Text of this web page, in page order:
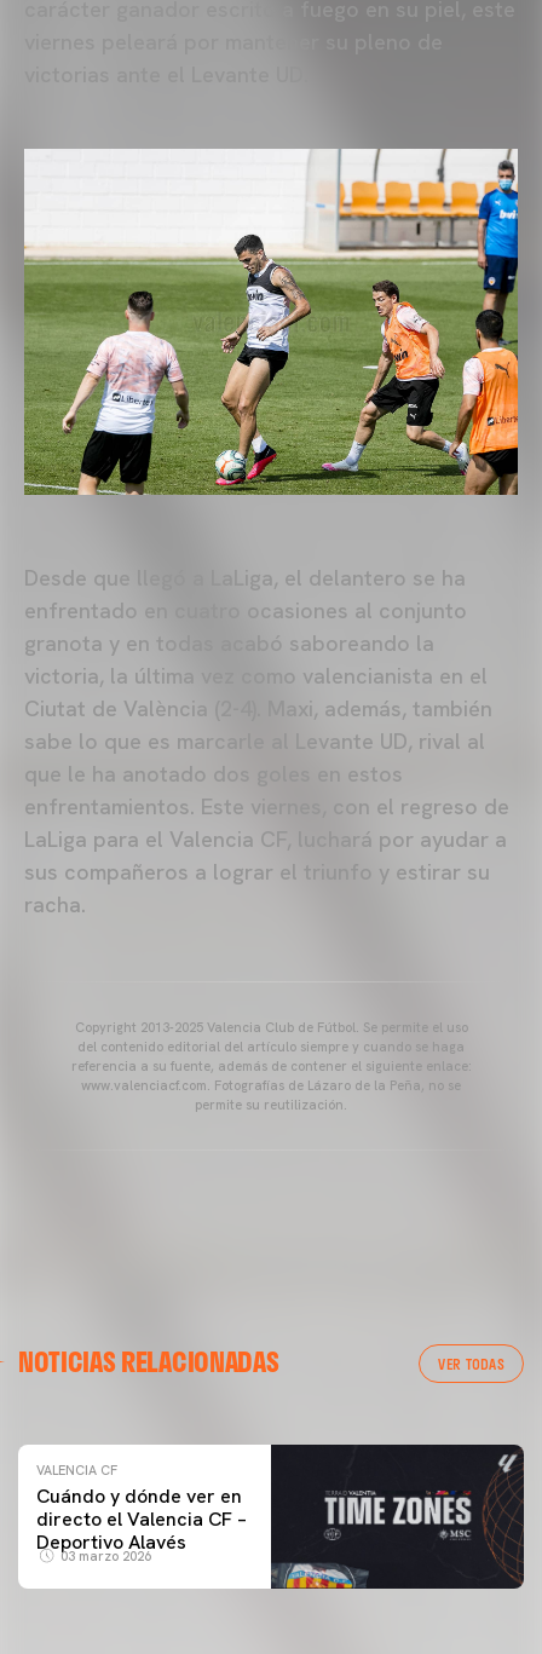
Desde que llegó a LaLiga, el delantero se ha
enfrentado en cuatro ocasiones al conjunto
granota y en todas acabó saboreando la
victoria, la última vez como valencianista en el
Ciutat de València (2-4). Maxi, además, también
sabe lo que es marcarle al Levante UD, rival al
que le ha anotado dos goles en estos
enfrentamientos. Este viernes, con el regreso de
LaLiga para el Valencia CF, luchará por ayudar a
sus compañeros a lograr el triunfo y estirar su
racha.
Copyright 2013-2025 Valencia Club de Fútbol. Se permite el uso
del contenido editorial del artículo siempre y cuando se haga
referencia a su fuente, además de contener el siguiente enlace:
www.valenciacf.com. Fotografías de Lázaro de la Peña, no se
permite su reutilización.
NOTICIAS RELACIONADAS VER TODAS
ENTRENAMIENTO DEL VALENCIA CF 04/03/26
VALENCIA CF
Cuándo y dónde ver en
directo el Valencia CF –
Deportivo Alavés
03 marzo 2026